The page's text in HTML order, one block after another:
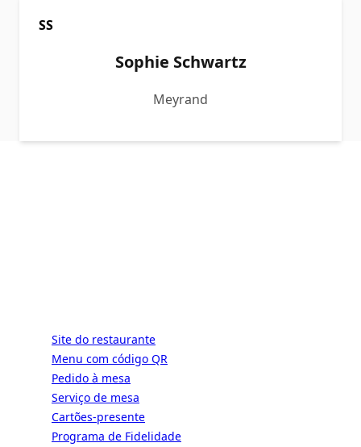
SS
Sophie Schwartz
Meyrand
Site do restaurante
Menu com código QR
Pedido à mesa
Serviço de mesa
Cartões-presente
Programa de Fidelidade